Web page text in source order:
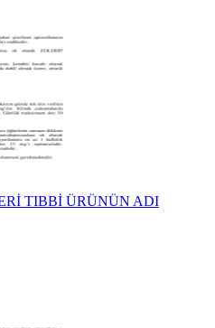
TIBBİ ÜRÜNÜN ADI